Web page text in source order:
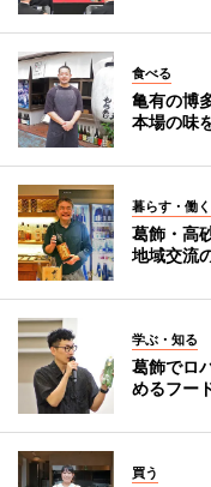
食べる
亀有の博
本場の味
暮らす・働く
葛飾・高
地域交流
学ぶ・知る
葛飾でロ
めるフー
買う